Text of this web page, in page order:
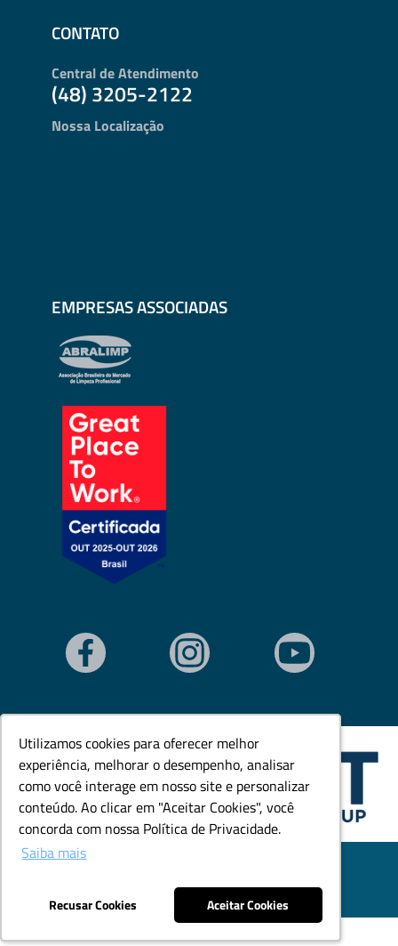
Utilizamos cookies para oferecer melhor
experiência, melhorar o desempenho, analisar
como você interage em nosso site e personalizar
conteúdo. Ao clicar em "Aceitar Cookies", você
concorda com nossa Política de Privacidade.
Saiba mais
Recusar Cookies Aceitar Cookies
Utilizamos cookies para oferecer melhor
experiência, melhorar o desempenho, analisar
como você interage em nosso site e personalizar
conteúdo. Ao clicar em "Aceitar Cookies", você
concorda com nossa Política de Privacidade.
Saiba mais
Recusar Cookies Aceitar Cookies
CONTATO
Central de Atendimento
(48) 3205-2122
Nossa Localização
EMPRESAS ASSOCIADAS
© Todos os direitos reservados. Goedert Ltda - CNPJ:
Desenvolvido por: Área Local